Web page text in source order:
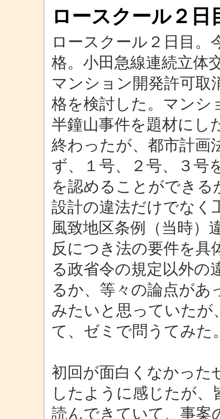
ロースクール２日
ロースクール２日目。
格。小田急線連続立体
マンション開発許可取
格を検討した。マンシ
半鐘山事件を題材にし
終わったが、都市計画
ず、１号、２号、３号
を認めることができ
設計の違法だけでなく
風致地区条例（当時）
反につき法の要件を具
る政省令の規定以外の
るか、等々の論点があ
みたいと思っていたが
て、ゼミで問うてみた
初回が面白くなかった
したように感じたが
読んできていて、事案